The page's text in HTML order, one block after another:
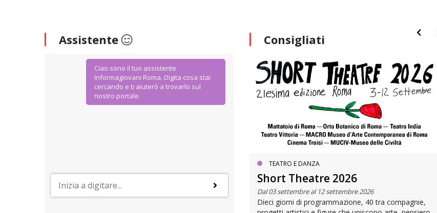
Assistente
Ciao sono il tuo assistente
Informagiovani Roma. Digita cosa stai
cercando e ti aiuterò a trovarlo sul
nostro portale.
Consigliati
IoStudio. La Carta dello Studente
TEATRO E DANZA
Short Theatre 2026
Dal 03 settembre al 12 settembre 2026
Dieci giorni di programmazione, 40 tra compagnie,